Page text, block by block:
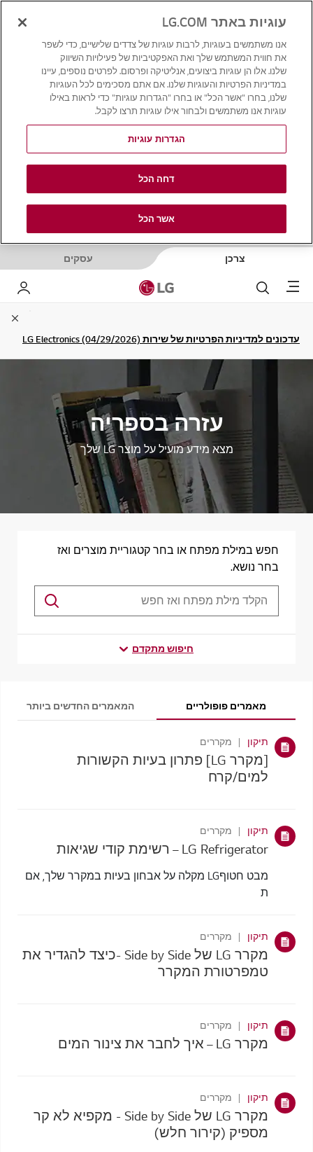
צרכן עסקים
Menu לחפש LG שלי
עדכונים למדיניות הפרטיות של שירות LG Electronics (04/29/2026)
עזרה בספריה
מצא מידע מועיל על מוצר LG שלך
חפש במילת מפתח או בחר קטגוריית מוצרים ואז
בחר נושא.
חיפוש מתקדם
מאמרים פופולריים המאמרים החדשים ביותר
תיקון מקררים
[מקרר LG] פתרון בעיות הקשורות
למים/קרח
תיקון מקררים
LG Refrigerator – רשימת קודי שגיאות
מבט חטוףLG מקלה על אבחון בעיות במקרר שלך, אם
ת
תיקון מקררים
מקרר LG של Side by Side -כיצד להגדיר את
טמפרטורת המקרר
תיקון מקררים
מקרר LG – איך לחבר את צינור המים
תיקון מקררים
מקרר LG של Side by Side - מקפיא לא קר
מספיק (קירור חלש)
עוגיות באתר LG.COM
אנו משתמשים בעוגיות, לרבות עוגיות של צדדים שלישיים, כדי לשפר
את חווית המשתמש שלך ואת האפקטיביות של פעילויות השיווק
שלנו. אלו הן עוגיות ביצועים, אנליטיקה ופרסום. לפרטים נוספים, עיינו
במדיניות הפרטיות והעוגיות שלנו. אם אתם מסכימים לכל העוגיות
שלנו, בחרו "אשר הכל" או בחרו "הגדרות עוגיות" כדי לראות באילו
עוגיות אנו משתמשים ולבחור אילו עוגיות תרצו לקבל.
הגדרות עוגיות
דחה הכל
אשר הכל